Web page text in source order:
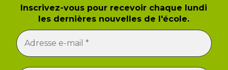
Inscrivez-vous pour recevoir chaque lundi
les dernières nouvelles de l'école.